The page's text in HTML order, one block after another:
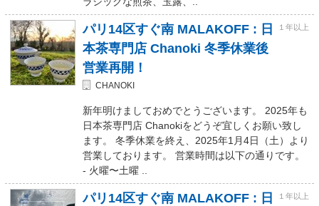
パリ14区すぐ南 MALAKOFF : 日
本茶専門店 Chanoki 冬季休業後
営業再開！
１年以上
CHANOKI
新年明けましておめでとうございます。 2025年も
日本茶専門店 Chanokiをどうぞ宜しくお願い致し
ます。 冬季休業を終え、2025年1月4日（土）より
営業しております。 営業時間は以下の通りです。
- 火曜〜土曜 ..
パリ14区すぐ南 MALAKOFF : 日
１年以上